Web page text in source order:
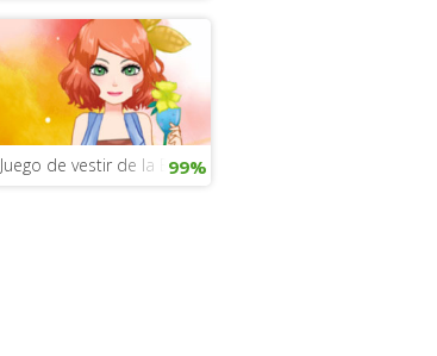
Juego de vestir de la Bella y la Bestia
99%